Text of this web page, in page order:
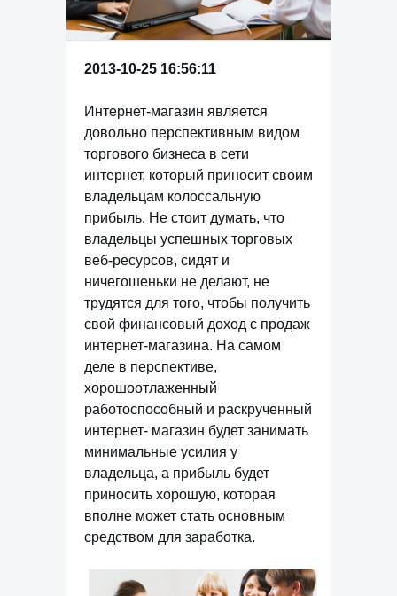
2013-10-25 16:56:11
Интернет-магазин является
довольно перспективным видом
торгового бизнеса в сети
интернет, который приносит своим
владельцам колоссальную
прибыль. Не стоит думать, что
владельцы успешных торговых
веб-ресурсов, сидят и
ничегошеньки не делают, не
трудятся для того, чтобы получить
свой финансовый доход с продаж
интернет-магазина. На самом
деле в перспективе,
хорошоотлаженный
работоспособный и раскрученный
интернет- магазин будет занимать
минимальные усилия у
владельца, а прибыль будет
приносить хорошую, которая
вполне может стать основным
средством для заработка.